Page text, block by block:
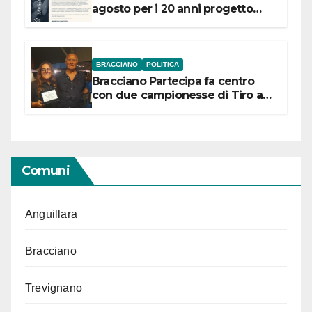
agosto per i 20 anni progetto
BRACCIANO POLITICA
Bracciano Partecipa fa centro
con due campionesse di Tiro a
Comuni
Anguillara
Bracciano
Trevignano